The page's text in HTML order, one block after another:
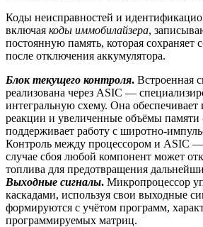
Коды неисправностей и
включая коды иммобилайзера,
постоянную память, которая сохраняет
после отключения аккумулятора.
Блок текущего контроля. Встроенная
реализована через ASIC —
интегральную схему. Она обеспечивает
реакции и увеличенные объёмы памяти
поддерживает работу с широтно-
Контроль между процессором и ASIC
случае сбоя любой компонент может
топлива для предотвращения
Выходные сигналы. Микропроцессор
каскадами, используя свои выходные
формируются с учётом программ,
программируемых матриц.